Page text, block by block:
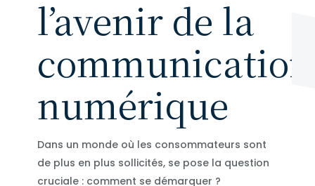
l’avenir de la
communication
numérique
Dans un monde où les consommateurs sont
de plus en plus sollicités, se pose la question
cruciale : comment se démarquer ?